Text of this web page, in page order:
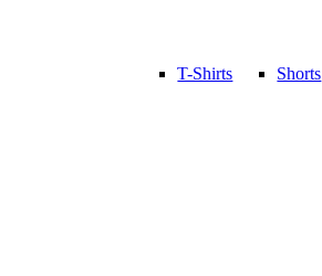
T-Shirts Shorts